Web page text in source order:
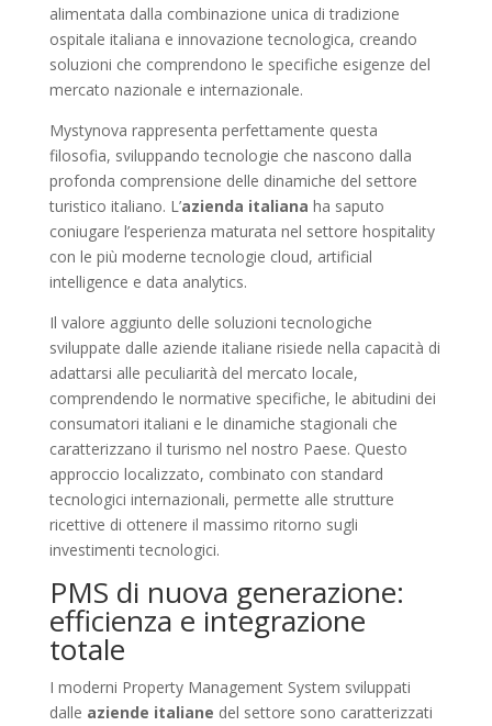
alimentata dalla combinazione unica di tradizione
ospitale italiana e innovazione tecnologica, creando
soluzioni che comprendono le specifiche esigenze del
mercato nazionale e internazionale.
Mystynova rappresenta perfettamente questa
filosofia, sviluppando tecnologie che nascono dalla
profonda comprensione delle dinamiche del settore
turistico italiano. L’azienda italiana ha saputo
coniugare l’esperienza maturata nel settore hospitality
con le più moderne tecnologie cloud, artificial
intelligence e data analytics.
Il valore aggiunto delle soluzioni tecnologiche
sviluppate dalle aziende italiane risiede nella capacità di
adattarsi alle peculiarità del mercato locale,
comprendendo le normative specifiche, le abitudini dei
consumatori italiani e le dinamiche stagionali che
caratterizzano il turismo nel nostro Paese. Questo
approccio localizzato, combinato con standard
tecnologici internazionali, permette alle strutture
ricettive di ottenere il massimo ritorno sugli
investimenti tecnologici.
PMS di nuova generazione:
efficienza e integrazione
totale
I moderni Property Management System sviluppati
dalle aziende italiane del settore sono caratterizzati